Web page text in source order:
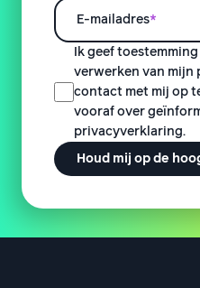
E-mailadres*
Ik geef
verwerken van mijn
contact met mij op
vooraf over
privacyverklaring.